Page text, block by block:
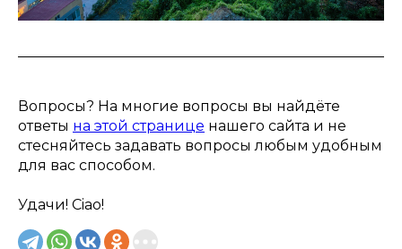
Вопросы? На многие вопросы вы найдёте
ответы на этой странице нашего сайта и не
стесняйтесь задавать вопросы любым удобным
для вас способом.
Удачи! Ciao!